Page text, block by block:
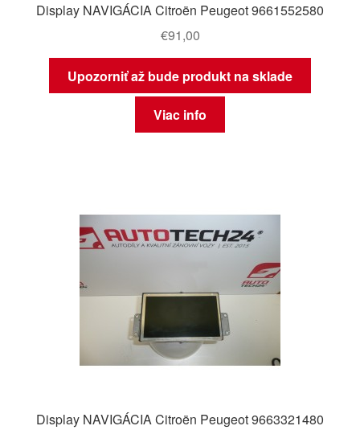
Display NAVIGÁCIA Citroën Peugeot 9661552580
€91,00
Upozorniť až bude produkt na sklade
Viac info
Display NAVIGÁCIA Citroën Peugeot 9663321480